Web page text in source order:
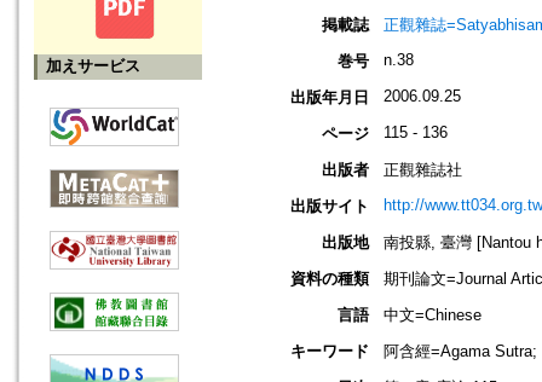
加えサービス
掲載誌
正觀雜誌
巻号
n.38
出版年月日 2006.09.25
ページ 115 - 136
出版者
正觀雜誌社
出版サイト
http://
出版地
南投縣, 臺灣 [Nantou
資料の種類
期刊論文=Journal
言語
中文=Chinese
キーワード
阿含經=Agama Sutra;